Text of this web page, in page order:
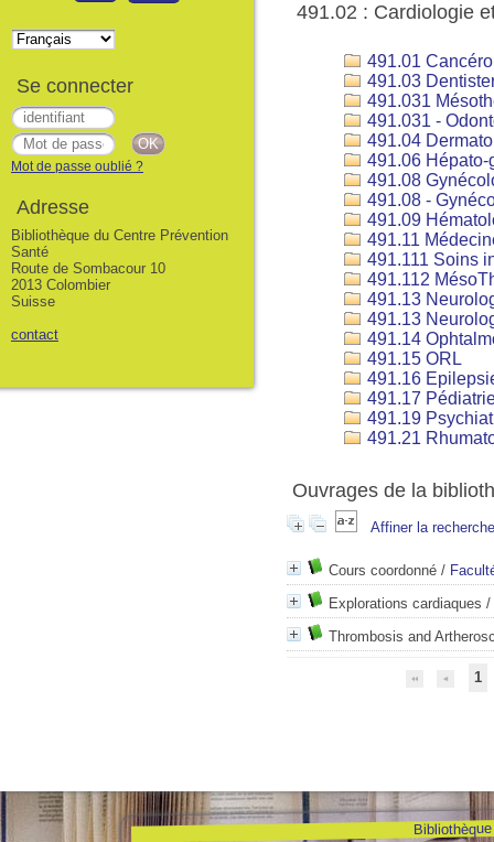
491.02 : Cardiologie
491.01
491.03
491.031
491.031 -
491.04
491.06
491.08
491.08 -
491.09
491.11
491.111 Soins
491.112
491.13
491.13
491.14
491.15 ORL
491.16
491.17
491.19
491.21
Ouvrages de la
Affiner la recherche
Cours coordonné /
Explorations cardiaques /
Thrombosis and
1
Se connecter
Mot de passe oublié ?
Adresse
Bibliothèque du Centre Prévention
Santé
Route de Sombacour 10
2013 Colombier
Suisse
contact